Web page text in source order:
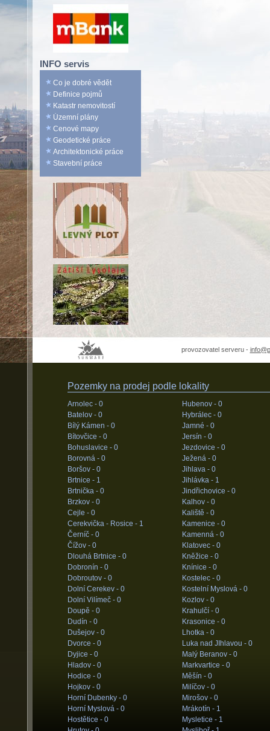
INFO servis
Co je dobré vědět
Definice pojmů
Katastr nemovitostí
Územní plány
Cenové mapy
Geodetické práce
Architektonické práce
Stavební práce
provozovatel serveru -
Pozemky na prodej podle lokality
Arnolec - 0
Batelov - 0
Bílý Kámen - 0
Bítovčice - 0
Bohuslavice - 0
Borovná - 0
Boršov - 0
Brtnice - 1
Brtnička - 0
Brzkov - 0
Cejle - 0
Cerekvička - Rosice - 1
Černíč - 0
Čížov - 0
Dlouhá Brtnice - 0
Dobronín - 0
Dobroutov - 0
Dolní Cerekev - 0
Dolní Vilímeč - 0
Doupě - 0
Dudín - 0
Dušejov - 0
Dvorce - 0
Dyjice - 0
Hladov - 0
Hodice - 0
Hojkov - 0
Horní Dubenky - 0
Horní Myslová - 0
Hostětice - 0
Hubenov - 0
Hybrálec - 0
Jamné - 0
Jersín - 0
Jezdovice - 0
Ježená - 0
Jihlava - 0
Jihlávka - 1
Jindřichovice - 0
Kalhov - 0
Kaliště - 0
Kamenice - 0
Kamenná - 0
Klatovec - 0
Kněžice - 0
Knínice - 0
Kostelec - 0
Kostelní Myslová - 0
Kozlov - 0
Krahulčí - 0
Krasonice - 0
Lhotka - 0
Luka nad JIhlavou - 0
Malý Beranov - 0
Markvartice - 0
Měšín - 0
Milíčov - 0
Mirošov - 0
Mrákotín - 1
Mysletice - 1